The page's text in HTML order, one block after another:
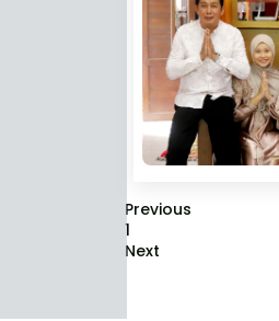
Previous
1
Next